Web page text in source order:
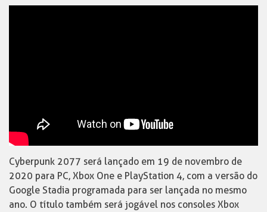
Cyberpunk 2077 será lançado em 19 de novembro de
2020 para PC, Xbox One e PlayStation 4, com a versão do
Google Stadia programada para ser lançada no mesmo
ano. O título também será jogável nos consoles Xbox